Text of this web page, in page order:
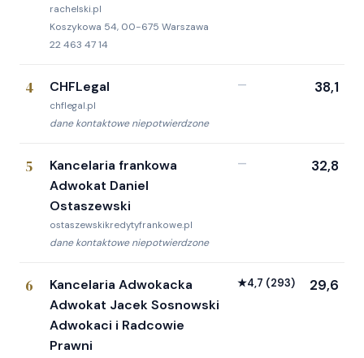
rachelski.pl
Koszykowa 54, 00-675 Warszawa
22 463 47 14
4 CHFLegal
chflegal.pl
dane kontaktowe niepotwierdzone
— 38,1
5
Kancelaria frankowa
Adwokat Daniel
Ostaszewski
ostaszewskikredytyfrankowe.pl
dane kontaktowe niepotwierdzone
— 32,8
6
Kancelaria Adwokacka
Adwokat Jacek Sosnowski
Adwokaci i Radcowie
Prawni
★4,7 (293) 29,6